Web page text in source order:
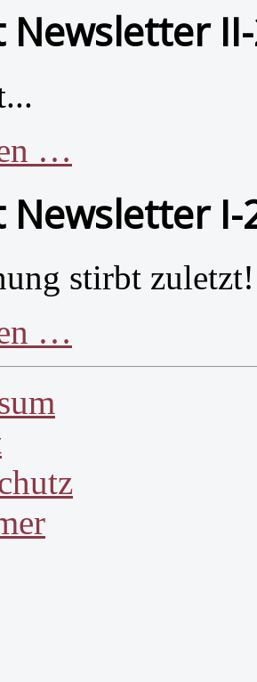
Newsletter
…
Newsletter I-
stirbt zuletzt!
…